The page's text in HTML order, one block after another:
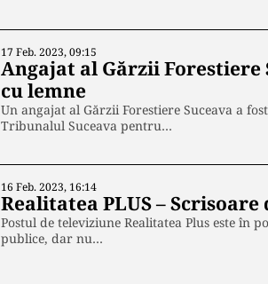
17 Feb. 2023, 09:15
Angajat al Gărzii
cu lemne
Un angajat al Gărzii Forestiere Suceava a
Tribunalul Suceava pentru…
16 Feb. 2023, 16:14
Realitatea PLUS –
Postul de televiziune Realitatea Plus este în
publice, dar nu…